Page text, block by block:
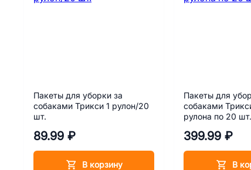
Пакеты для уборки за
собаками Трикси 1 рулон/20
шт.
89.99 ₽
В корзину
Пакеты для
собаками
рулона по 20
399.99 ₽
В